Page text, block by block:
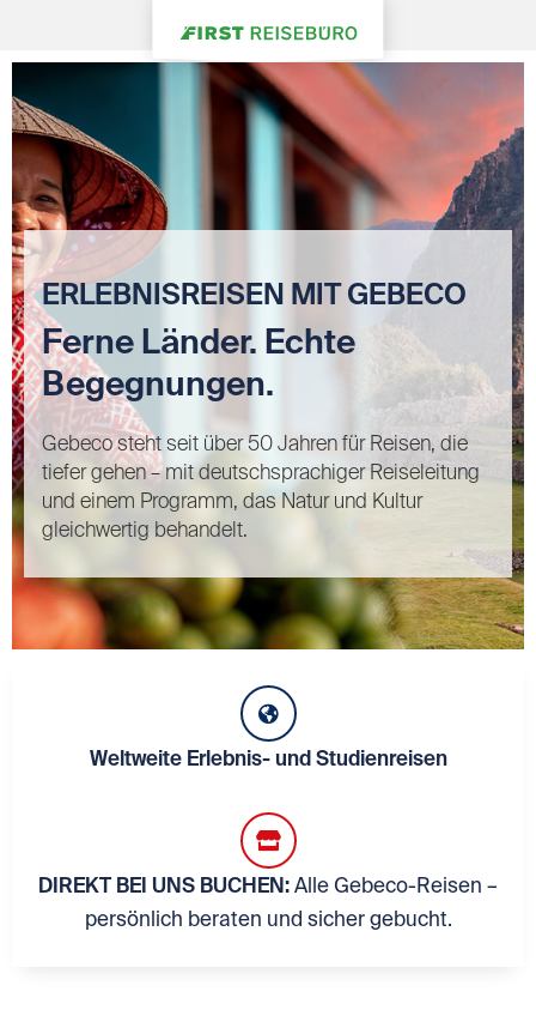
ERLEBNISREISEN MIT GEBECO
Ferne Länder. Echte
Begegnungen.
Gebeco steht seit über 50 Jahren für Reisen, die
tiefer gehen – mit deutschsprachiger Reiseleitung
und einem Programm, das Natur und Kultur
gleichwertig behandelt.
Weltweite Erlebnis- und Studienreisen
DIREKT BEI UNS BUCHEN: Alle Gebeco-Reisen –
persönlich beraten und sicher gebucht.